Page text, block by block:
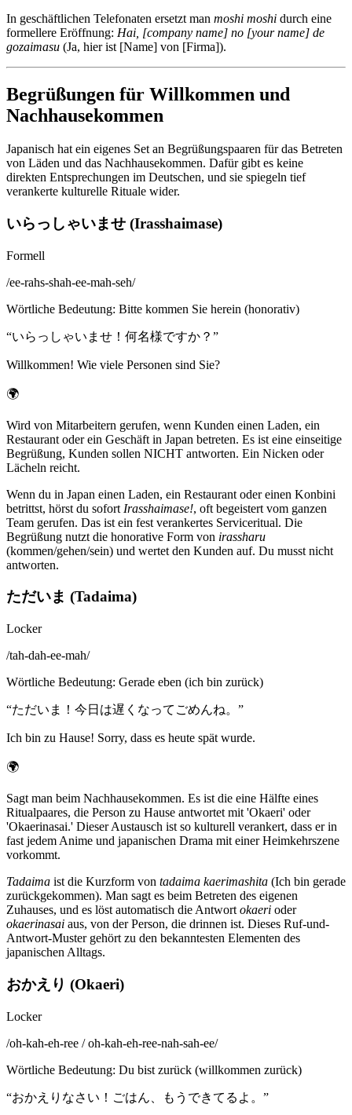
In geschäftlichen Telefonaten ersetzt man moshi moshi durch eine
formellere Eröffnung: Hai, [company name] no [your name] de
gozaimasu (Ja, hier ist [Name] von [Firma]).
Begrüßungen für Willkommen und
Nachhausekommen
Japanisch hat ein eigenes Set an Begrüßungspaaren für das Betreten
von Läden und das Nachhausekommen. Dafür gibt es keine
direkten Entsprechungen im Deutschen, und sie spiegeln tief
verankerte kulturelle Rituale wider.
いらっしゃいませ (Irasshaimase)
Formell
/ee-rahs-shah-ee-mah-seh/
Wörtliche Bedeutung: Bitte kommen Sie herein (honorativ)
“いらっしゃいませ！何名様ですか？ ”
Willkommen! Wie viele Personen sind Sie?
🌍
Wird von Mitarbeitern gerufen, wenn Kunden einen Laden, ein
Restaurant oder ein Geschäft in Japan betreten. Es ist eine einseitige
Begrüßung, Kunden sollen NICHT antworten. Ein Nicken oder
Lächeln reicht.
Wenn du in Japan einen Laden, ein Restaurant oder einen Konbini
betrittst, hörst du sofort Irasshaimase!, oft begeistert vom ganzen
Team gerufen. Das ist ein fest verankertes Serviceritual. Die
Begrüßung nutzt die honorative Form von irassharu
(kommen/gehen/sein) und wertet den Kunden auf. Du musst nicht
antworten.
ただいま (Tadaima)
Locker
/tah-dah-ee-mah/
Wörtliche Bedeutung: Gerade eben (ich bin zurück)
“ただいま！今日は遅くなってごめんね。 ”
Ich bin zu Hause! Sorry, dass es heute spät wurde.
🌍
Sagt man beim Nachhausekommen. Es ist die eine Hälfte eines
Ritualpaares, die Person zu Hause antwortet mit 'Okaeri' oder
'Okaerinasai.' Dieser Austausch ist so kulturell verankert, dass er in
fast jedem Anime und japanischen Drama mit einer Heimkehrszene
vorkommt.
Tadaima ist die Kurzform von tadaima kaerimashita (Ich bin gerade
zurückgekommen). Man sagt es beim Betreten des eigenen
Zuhauses, und es löst automatisch die Antwort okaeri oder
okaerinasai aus, von der Person, die drinnen ist. Dieses Ruf-und-
Antwort-Muster gehört zu den bekanntesten Elementen des
japanischen Alltags.
おかえり (Okaeri)
Locker
/oh-kah-eh-ree / oh-kah-eh-ree-nah-sah-ee/
Wörtliche Bedeutung: Du bist zurück (willkommen zurück)
“おかえりなさい！ごはん、もうできてるよ。 ”